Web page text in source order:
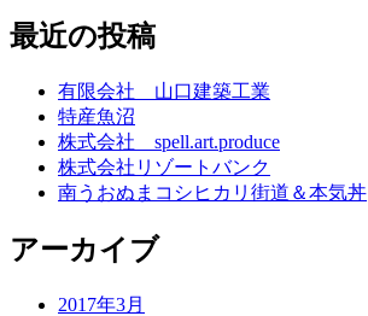
最近の投稿
有限会社 山口建築工業
特産魚沼
株式会社 spell.art.produce
株式会社リゾートバンク
南うおぬまコシヒカリ街道＆本気丼
アーカイブ
2017年3月